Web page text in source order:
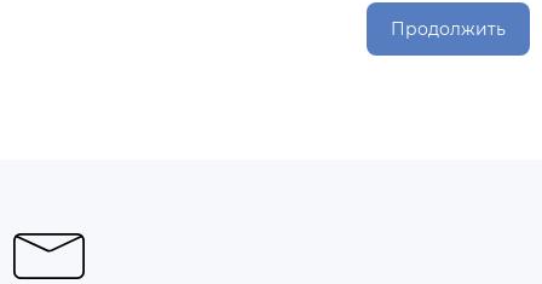
Продолжить